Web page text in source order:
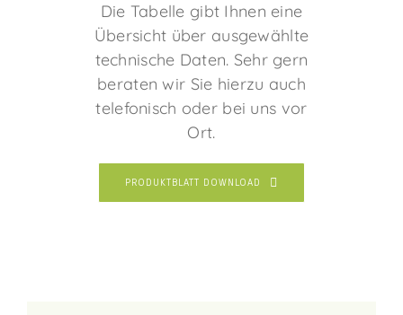
Die Tabelle gibt Ihnen eine
Übersicht über ausgewählte
technische Daten. Sehr gern
beraten wir Sie hierzu auch
telefonisch oder bei uns vor
Ort.
PRODUKTBLATT DOWNLOAD